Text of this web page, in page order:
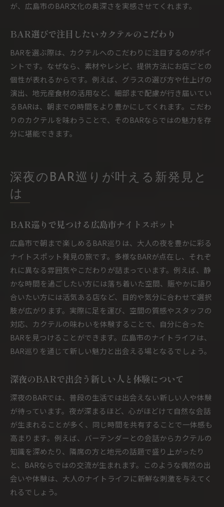
が、広島市のBAR文化の奥深さを実感させてくれます。
BAR選びで注目したいカクテルのこだわり
BARを選ぶ際は、カクテルへのこだわりに注目するのがポイ
ントです。なぜなら、素材やレシピ、提供方法にお店ごとの
個性が表れるからです。例えば、グラスの選び方や仕上げの
演出、地元産食材の活用など、細部まで配慮が行き届いてい
るBARは、朝までの時間をより豊かにしてくれます。こだわ
りのカクテルを味わうことで、そのBARならではの魅力を存
分に堪能できます。
深夜のBAR巡りが叶える新発見と
は
BAR巡りで見つける広島市ナイトスポット
広島市で朝まで楽しめるBAR巡りは、大人の夜を豊かに彩る
ナイトスポット発見の旅です。多様なBARが点在し、それぞ
れに異なる雰囲気やこだわりが詰まっています。例えば、静
かな時間を過ごしたい方には落ち着いた空間、賑やかに語り
合いたい方には活気ある店など、目的や気分に合わせて選択
肢が広がります。実際に足を運び、空間の質感やスタッフの
対応、カクテルの味わいを体験することで、自分に合った
BARを見つけることができます。広島市のナイトライフは、
BAR巡りを通じて新しい魅力と出会える場となるでしょう。
深夜のBARで出会う新しい人と体験について
深夜のBARでは、普段の生活では出会えない新しい人や体験
が待っています。夜が深まるほど、心がほどけて自然な会話
が生まれることが多く、同じ時間を共有することで一体感も
高まります。例えば、バーテンダーとの会話からカクテルの
知識を深めたり、隣席の方と地元の話題で盛り上がったり
と、BARならではの交流が生まれます。このような偶然の出
会いや体験は、大人のナイトライフに新鮮な刺激を与えてく
れるでしょう。